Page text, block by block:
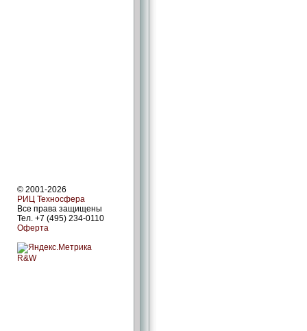
© 2001-2026
РИЦ Техносфера
Все права защищены
Тел. +7 (495) 234-0110
Оферта
R&W